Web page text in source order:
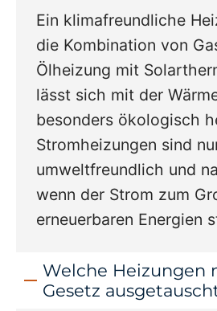
Ein klimafreundliche
die Kombination von
Ölheizung mit
lässt sich mit der
besonders ökologisch
Stromheizungen sind
umweltfreundlich und
wenn der Strom zum
erneuerbaren Energien
Welche Heizungen
Gesetz